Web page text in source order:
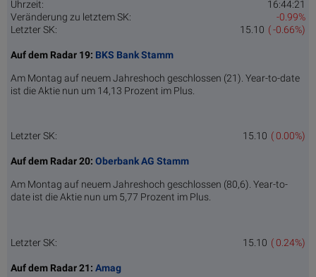
Uhrzeit:
16:44:21
Veränderung zu letztem SK:
-0.99%
Letzter SK:
( -0.66%)
15.10
Auf dem Radar 19: BKS Bank Stamm
Am Montag auf neuem Jahreshoch geschlossen (21). Year-to-date
ist die Aktie nun um 14,13 Prozent im Plus.
Letzter SK: ( 0.00%)
15.10
Auf dem Radar 20: Oberbank AG Stamm
Am Montag auf neuem Jahreshoch geschlossen (80,6). Year-to-
date ist die Aktie nun um 5,77 Prozent im Plus.
Letzter SK: ( 0.24%)
15.10
Auf dem Radar 21: Amag